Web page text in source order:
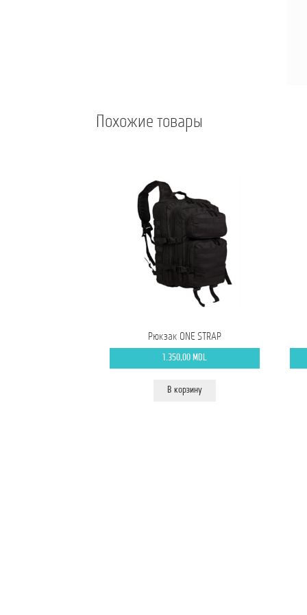
Похожие товары
Рюкзак ONE STRAP
1.350,00MDL
В корзину